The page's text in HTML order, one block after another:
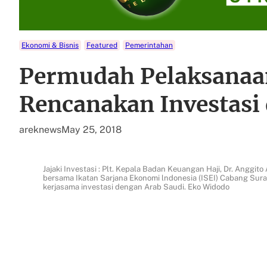
Ekonomi & Bisnis Featured Pemerintahan
Permudah
Rencanakan
areknewsMay 25, 2018
Jajaki Investasi : Plt. Kepala Badan Keuangan Haji, Dr.
bersama Ikatan Sarjana Ekonomi lndonesia (ISEI) Cabang
kerjasama investasi dengan Arab Saudi. Eko Widodo